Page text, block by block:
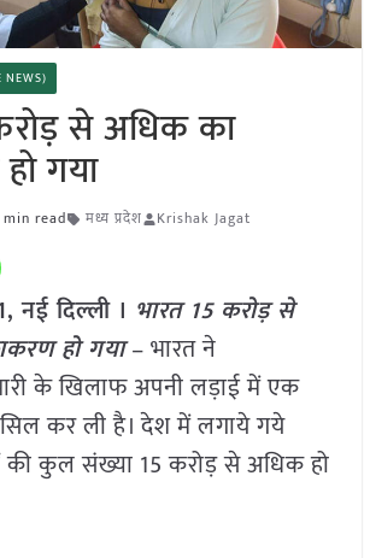
NEWS)
से अधिक का
गया
read मध्य प्रदेश Krishak Jagat
नई दिल्ली । भारत 15 करोड़ से
हो गया– भारत ने
के खिलाफ अपनी लड़ाई में एक
कर ली है। देश में लगाये गये
की कुल संख्या 15 करोड़ से अधिक हो